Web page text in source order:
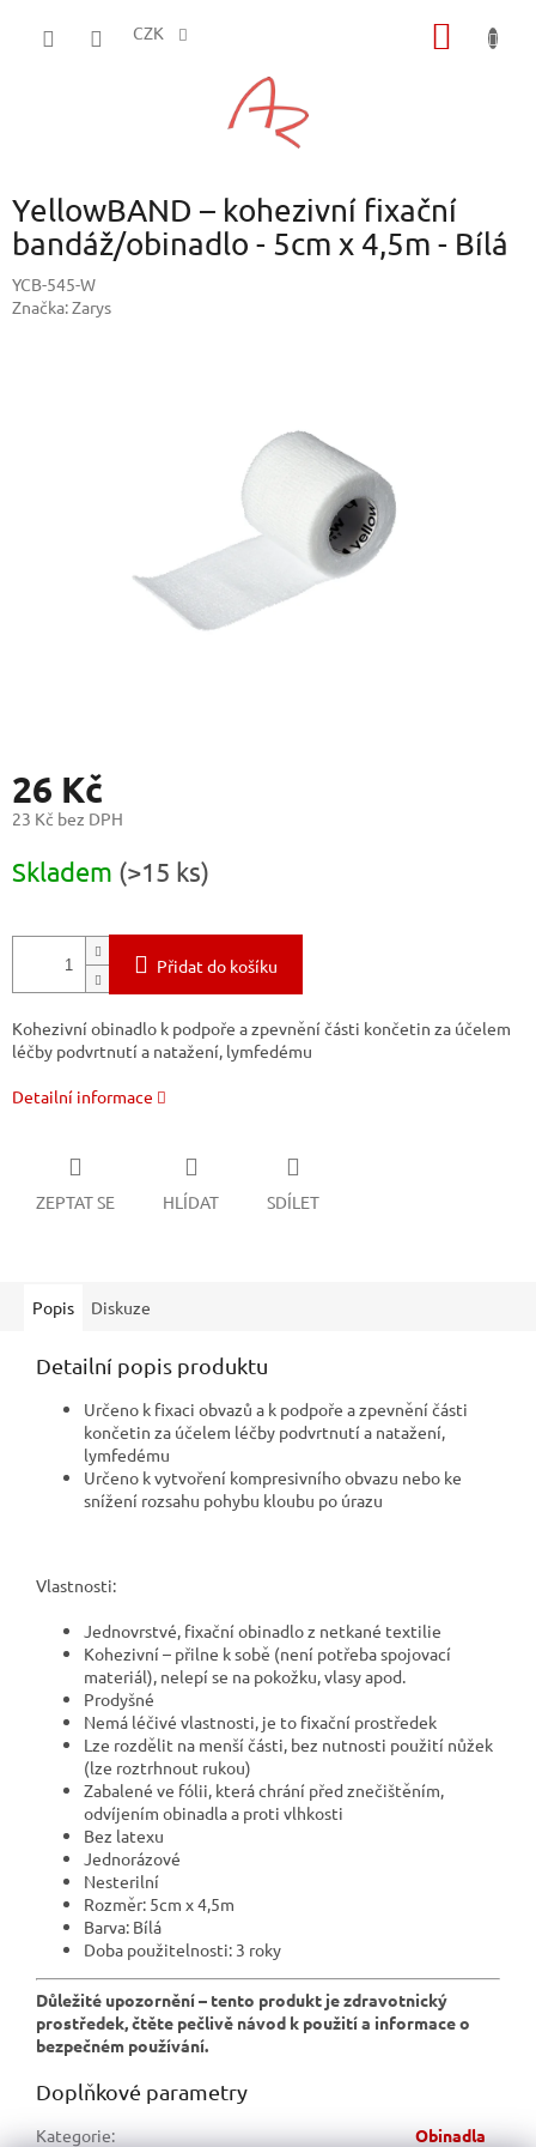
CZK
YellowBAND – kohezivní fixační
bandáž/obinadlo - 5cm x 4,5m - Bílá
YCB-545-W
Značka:Zarys
26 Kč
23 Kč bez DPH
cena:
Skladem (>15 ks)
Přidat do košíku
Kohezivní obinadlo k podpoře a zpevnění části končetin za účelem
léčby podvrtnutí a natažení, lymfedému
Detailní informace
ZEPTAT SE HLÍDAT SDÍLET
Popis Diskuze
Detailní popis produktu
Určeno k fixaci obvazů a k podpoře a zpevnění části
končetin za účelem léčby podvrtnutí a natažení,
lymfedému
Určeno k vytvoření kompresivního obvazu nebo ke
snížení rozsahu pohybu kloubu po úrazu
Vlastnosti:
Jednovrstvé, fixační obinadlo z netkané textilie
Kohezivní – přilne k sobě (není potřeba spojovací
materiál), nelepí se na pokožku, vlasy apod.
Prodyšné
Nemá léčivé vlastnosti, je to fixační prostředek
Lze rozdělit na menší části, bez nutnosti použití nůžek
(lze roztrhnout rukou)
Zabalené ve fólii, která chrání před znečištěním,
odvíjením obinadla a proti vlhkosti
Bez latexu
Jednorázové
Nesterilní
Rozměr: 5cm x 4,5m
Barva: Bílá
Doba použitelnosti: 3 roky
Důležité upozornění – tento produkt je zdravotnický
prostředek, čtěte pečlivě návod k použití a informace o
bezpečném používání.
Doplňkové parametry
Kategorie: Obinadla